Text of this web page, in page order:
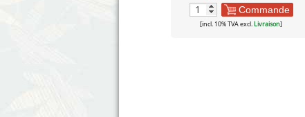
Commande
[incl. 10% TVA excl. Livraison]